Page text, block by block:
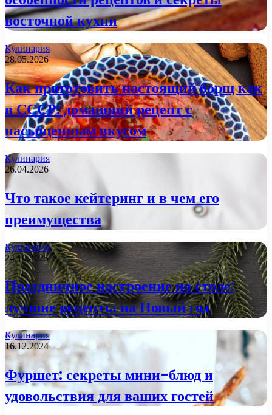
восточной кухни
Кулинария
28.05.2026
Как приготовить настоящий борщ как
в СССР: домашний рецепт с
насыщенным вкусом
Кулинария
26.04.2026
Что такое кейтеринг и в чем его
преимущества
Кулинария
24.10.2025
Праздничное настроение на столе:
лучшие рецепты на Новый год
Кулинария
16.12.2024
Фуршет: секреты мини-блюд и
удовольствия для ваших гостей